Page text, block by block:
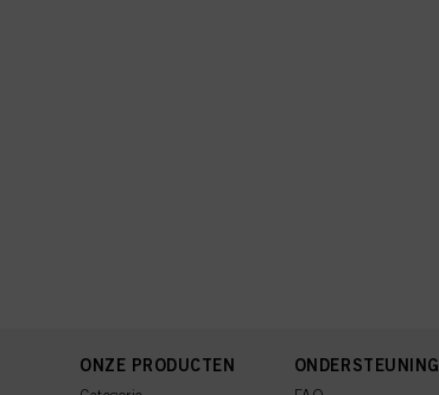
ONZE PRODUCTEN ONDERSTEUNING